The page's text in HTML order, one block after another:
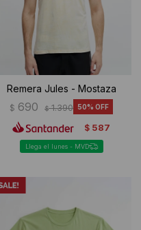
Remera Jules - Mostaza
$ 690 $ 1.390 50
$ 587
Llega el lunes - MVD